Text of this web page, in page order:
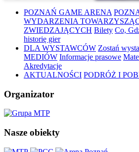
POZNAŃ GAME ARENA
WYDARZENIA
ZWIEDZAJĄCYCH Bilety Co,
historię gier
DLA WYSTAWCÓW Zostań
MEDIÓW Informacje prasowe
Akredytacje
AKTUALNOŚCI PODRÓŻ I
Organizator
Nasze obiekty